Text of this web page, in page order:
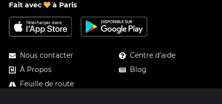
Fait avec à Paris
Nous contacter
À Propos
Feuille de route
Centre d'aide
Blog